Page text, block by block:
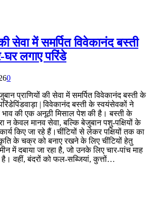
सेवा में समर्पित विवेकानंद बस्ती
लगाए परिंडे
0
प्राणियों की सेवा में समर्पित विवेकानंद बस्ती के
| विवेकानंद बस्ती के स्वयंसेवकों ने
भाव की एक अनूठी मिसाल पेश की है। बस्ती के
न केवल मानव सेवा, बल्कि बेजुबान पशु-पक्षियों के
किए जा रहे हैं।​चींटियों से लेकर पक्षियों तक का
के चक्र को बनाए रखने के लिए चींटियों हेतु
में दबाया जा रहा है, जो उनके लिए चार-पांच माह
वहीं, बंदरों को फल-सब्जियां, कुत्तों…